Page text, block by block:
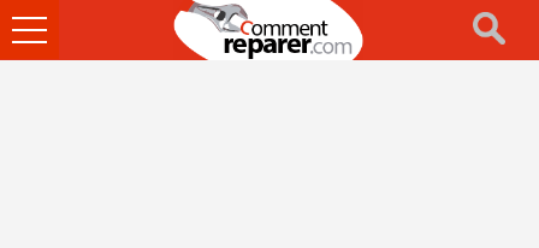
Ouvrir
le